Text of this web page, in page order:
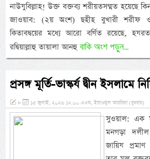
নাউযুবিল্লাহ! উক্ত বক্তব্য শরীয়তসম্মত হয়েছে
জাওয়াব: (২য় অংশ) ছহীহ বুখারী শরীফ
কিতাবদ্বয়ের মধ্যে আরো বর্ণিত রয়েছে,
রদ্বিয়াল্লাহু তায়ালা আনহুবাকি অংশ পড়ুন...
প্রসঙ্গ মূর্তি-ভাস্কর্য দ্বীন ইসলামে
» ১৫ জুলাই, ২০২৬ ১২:০০ এএম, ইয়াওমুল আরবিয়া (বুধবার)
সুওয়াল: এক
মনগড়া
জায়িয প্রমাণ